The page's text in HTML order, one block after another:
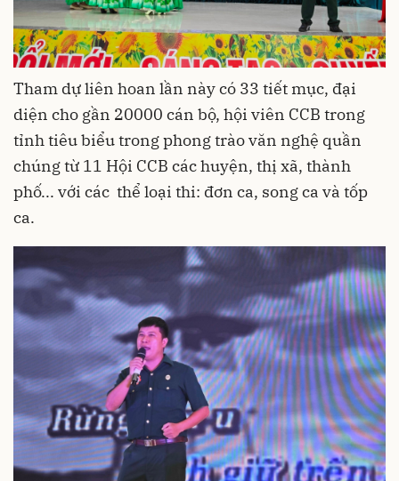
Tham dự liên hoan lần này có 33 tiết mục, đại
diện cho gần 20000 cán bộ, hội viên CCB trong
tỉnh tiêu biểu trong phong trào văn nghệ quần
chúng từ 11 Hội CCB các huyện, thị xã, thành
phố... với các thể loại thi: đơn ca, song ca và tốp
ca.